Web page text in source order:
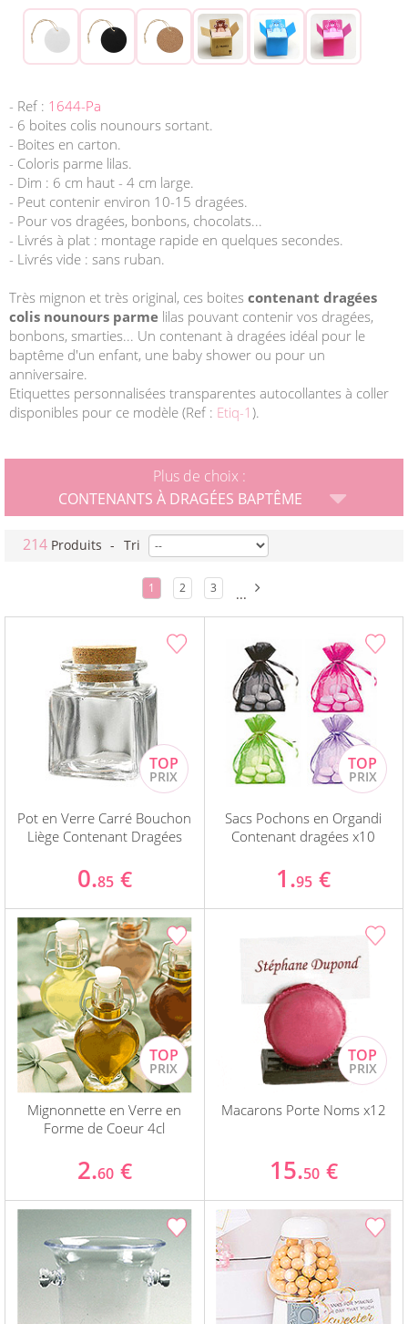
- Ref : 1644-Pa
- 6 boites colis nounours sortant.
- Boites en carton.
- Coloris parme lilas.
- Dim : 6 cm haut - 4 cm large.
- Peut contenir environ 10-15 dragées.
- Pour vos dragées, bonbons, chocolats...
- Livrés à plat : montage rapide en quelques secondes.
- Livrés vide : sans ruban.
Très mignon et très original, ces boites contenant dragées
colis nounours parme lilas pouvant contenir vos dragées,
bonbons, smarties... Un contenant à dragées idéal pour le
baptême d'un enfant, une baby shower ou pour un
anniversaire.
Etiquettes personnalisées transparentes autocollantes à coller
disponibles pour ce modèle (Ref : Etiq-1 ).
Plus de choix :
CONTENANTS À DRAGÉES BAPTÊME
214 Produits - Tri
1 2 3 ...
Pot en Verre Carré Bouchon
Liège Contenant Dragées
0.85 €
Sacs Pochons en Organdi
Contenant dragées x10
1.95 €
Mignonnette en Verre en
Forme de Coeur 4cl
2.60 €
Macarons Porte Noms x12
15.50 €